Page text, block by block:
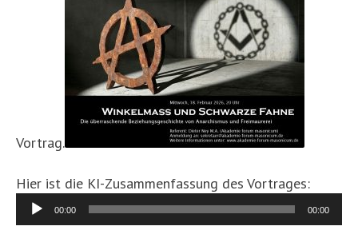
Vortrag.
Hier ist die KI-Zusammenfassung des Vortrages:
Audio-
Player
00:00 00:00